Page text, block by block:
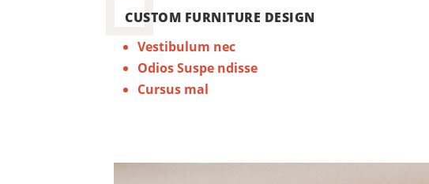
CUSTOM FURNITURE DESIGN
Vestibulum nec
Odios Suspe ndisse
Cursus mal